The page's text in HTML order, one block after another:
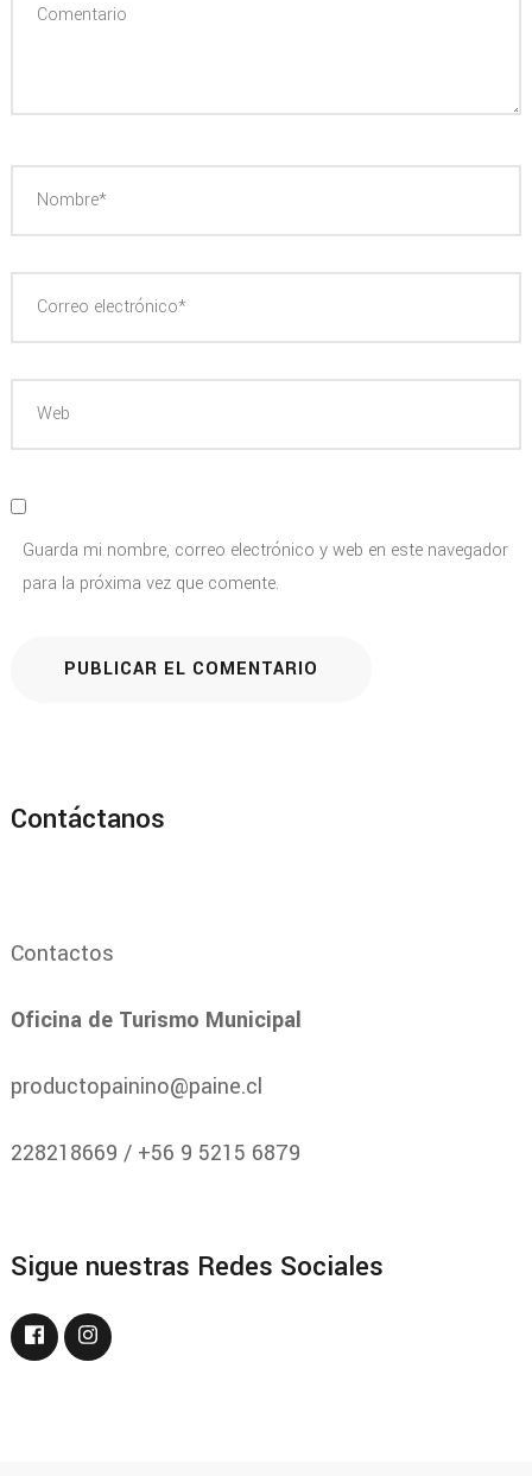
Guarda mi nombre, correo electrónico y web en este navegador
para la próxima vez que comente.
Contáctanos
Contactos
Oficina de Turismo Municipal
productopainino@paine.cl
228218669 / +56 9 5215 6879
Sigue nuestras Redes Sociales